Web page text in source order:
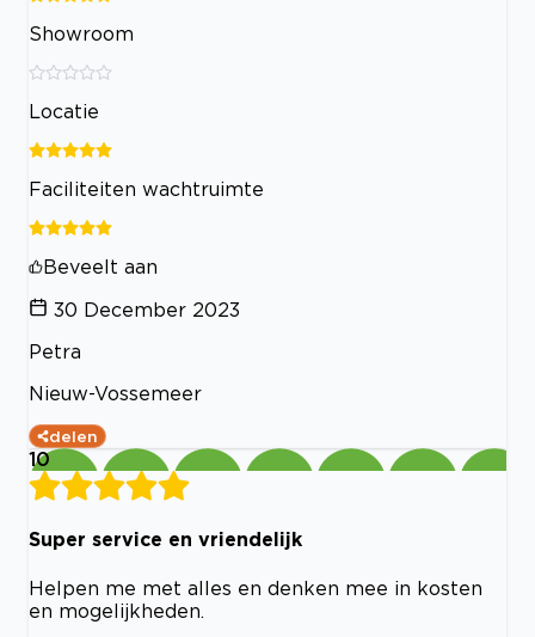
Showroom
Locatie
Faciliteiten wachtruimte
Beveelt aan
30 December 2023
Petra
Nieuw-Vossemeer
delen
10
Super service en vriendelijk
Helpen me met alles en denken mee in kosten
en mogelijkheden.